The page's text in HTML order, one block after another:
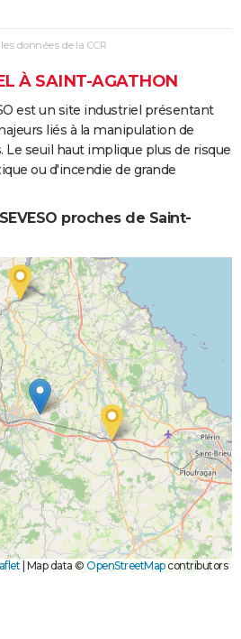
données de la CCR
À SAINT-AGATHON
est un site industriel présentant
liés à la manipulation de
Le seuil haut implique plus de risque
ou d'incendie de grande
proches de Saint-
Map data © OpenStreetMapcontributors